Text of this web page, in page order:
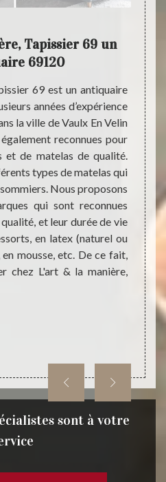
Tapissier 69 un
69120
69 est un antiquaire
années d’expérience
la ville de Vaulx En Velin
reconnues pour
et de matelas de qualité.
types de matelas qui
Nous proposons
qui sont reconnues
et leur durée de vie
en latex (naturel ou
mousse, etc. De ce fait,
chez L'art & la manière,
le
est
qui
sont à votre